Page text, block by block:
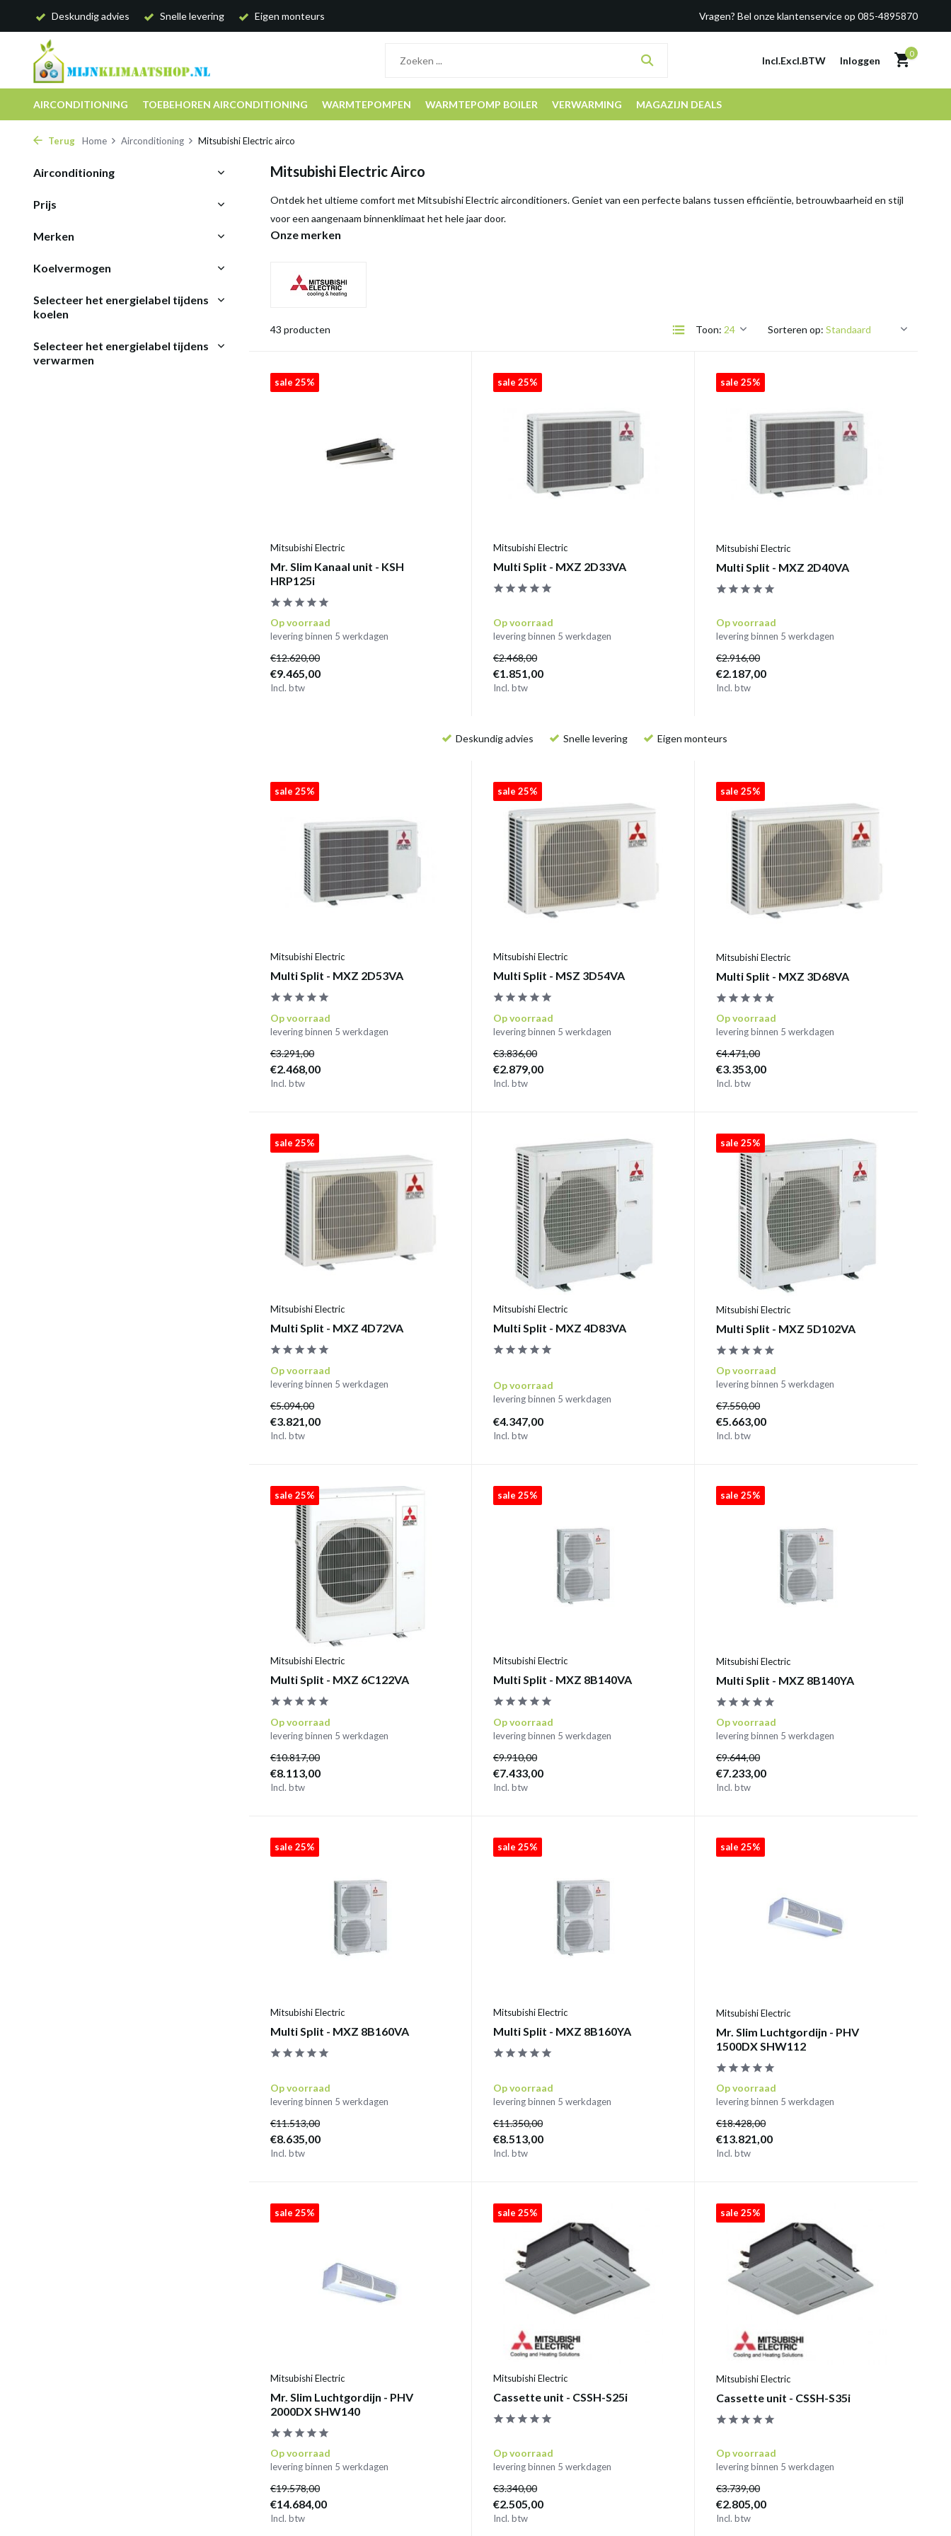
Deskundig advies Snelle levering Eigen monteurs Vragen? Bel onze klantenservice op 085-4895870
Incl.Excl.BTW Inloggen
0
AIRCONDITIONING TOEBEHOREN AIRCONDITIONING WARMTEPOMPEN WARMTEPOMP BOILER VERWARMING MAGAZIJN DEALS
Terug Home Airconditioning Mitsubishi Electric airco
Airconditioning
Prijs
Merken
Koelvermogen
Selecteer het energielabel tijdens
koelen
Selecteer het energielabel tijdens
verwarmen
Mitsubishi Electric Airco
Ontdek het ultieme comfort met Mitsubishi Electric airconditioners. Geniet van een perfecte balans tussen efficiëntie, betrouwbaarheid en stijl
voor een aangenaam binnenklimaat het hele jaar door.
Onze merken
43 producten Toon: Sorteren op:
sale 25%
Mitsubishi Electric
Mr. Slim Kanaal unit - KSH
HRP125i
Op voorraad
levering binnen 5 werkdagen
€12.620,00
€9.465,00
Incl. btw
sale 25%
Mitsubishi Electric
Multi Split - MXZ 2D33VA
Op voorraad
levering binnen 5 werkdagen
€2.468,00
€1.851,00
Incl. btw
sale 25%
Mitsubishi Electric
Multi Split - MXZ 2D40VA
Op voorraad
levering binnen 5 werkdagen
€2.916,00
€2.187,00
Incl. btw
Deskundig advies Snelle levering Eigen monteurs
sale 25%
Mitsubishi Electric
Multi Split - MXZ 2D53VA
Op voorraad
levering binnen 5 werkdagen
€3.291,00
€2.468,00
Incl. btw
sale 25%
Mitsubishi Electric
Multi Split - MSZ 3D54VA
Op voorraad
levering binnen 5 werkdagen
€3.836,00
€2.879,00
Incl. btw
sale 25%
Mitsubishi Electric
Multi Split - MXZ 3D68VA
Op voorraad
levering binnen 5 werkdagen
€4.471,00
€3.353,00
Incl. btw
sale 25%
Mitsubishi Electric
Multi Split - MXZ 4D72VA
Op voorraad
levering binnen 5 werkdagen
€5.094,00
€3.821,00
Incl. btw
Mitsubishi Electric
Multi Split - MXZ 4D83VA
Op voorraad
levering binnen 5 werkdagen
€4.347,00
Incl. btw
sale 25%
Mitsubishi Electric
Multi Split - MXZ 5D102VA
Op voorraad
levering binnen 5 werkdagen
€7.550,00
€5.663,00
Incl. btw
sale 25%
Mitsubishi Electric
Multi Split - MXZ 6C122VA
Op voorraad
levering binnen 5 werkdagen
€10.817,00
€8.113,00
Incl. btw
sale 25%
Mitsubishi Electric
Multi Split - MXZ 8B140VA
Op voorraad
levering binnen 5 werkdagen
€9.910,00
€7.433,00
Incl. btw
sale 25%
Mitsubishi Electric
Multi Split - MXZ 8B140YA
Op voorraad
levering binnen 5 werkdagen
€9.644,00
€7.233,00
Incl. btw
sale 25%
Mitsubishi Electric
Multi Split - MXZ 8B160VA
Op voorraad
levering binnen 5 werkdagen
€11.513,00
€8.635,00
Incl. btw
sale 25%
Mitsubishi Electric
Multi Split - MXZ 8B160YA
Op voorraad
levering binnen 5 werkdagen
€11.350,00
€8.513,00
Incl. btw
sale 25%
Mitsubishi Electric
Mr. Slim Luchtgordijn - PHV
1500DX SHW112
Op voorraad
levering binnen 5 werkdagen
€18.428,00
€13.821,00
Incl. btw
sale 25%
Mitsubishi Electric
Mr. Slim Luchtgordijn - PHV
2000DX SHW140
Op voorraad
levering binnen 5 werkdagen
€19.578,00
€14.684,00
Incl. btw
sale 25%
Mitsubishi Electric
Cassette unit - CSSH-S25i
Op voorraad
levering binnen 5 werkdagen
€3.340,00
€2.505,00
Incl. btw
sale 25%
Mitsubishi Electric
Cassette unit - CSSH-S35i
Op voorraad
levering binnen 5 werkdagen
€3.739,00
€2.805,00
Incl. btw